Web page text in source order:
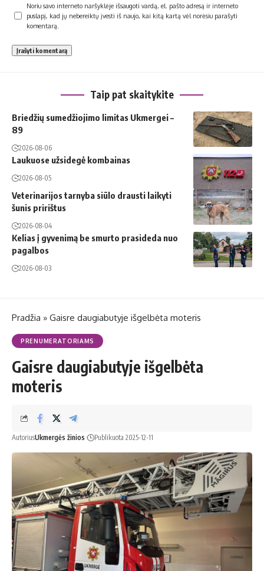
Noriu savo interneto naršyklėje išsaugoti vardą, el. pašto adresą ir interneto
puslapį, kad jų nebereiktų įvesti iš naujo, kai kitą kartą vėl norėsiu parašyti
komentarą.
Taip pat skaitykite
Briedžių sumedžiojimo limitas Ukmergei –
89
2026-08-06
Laukuose užsidegė kombainas
2026-08-05
Veterinarijos tarnyba siūlo drausti laikyti
šunis pririštus
2026-08-04
Kelias į gyvenimą be smurto prasideda nuo
pagalbos
2026-08-03
Pradžia » Gaisre daugiabutyje išgelbėta moteris
PRENUMERATORIAMS
Gaisre daugiabutyje išgelbėta
moteris
AutoriusUkmergės žinios Publikuota 2025-12-11